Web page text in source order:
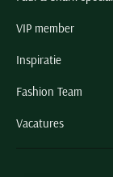
VIP member
Inspiratie
Fashion Team
Vacatures